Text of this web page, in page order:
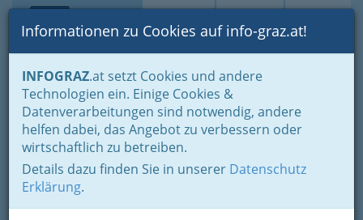
Suche Login Toggle
Informationen zu Cookies auf info-graz.at!
INFOGRAZ.at setzt Cookies und andere
Technologien ein. Einige Cookies &
Datenverarbeitungen sind notwendig, andere
helfen dabei, das Angebot zu verbessern oder
wirtschaftlich zu betreiben.
Details dazu finden Sie in unserer Datenschutz
Erklärung.
Home Gastronomie Kriterien Auswahl Mittagsmenüs Online
Die Scherbe Gastronomie
GmbH
Stockergasse 2, 8020 Graz
+43 316 760 654